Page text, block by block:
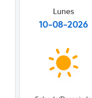
Lunes
10-08-2026